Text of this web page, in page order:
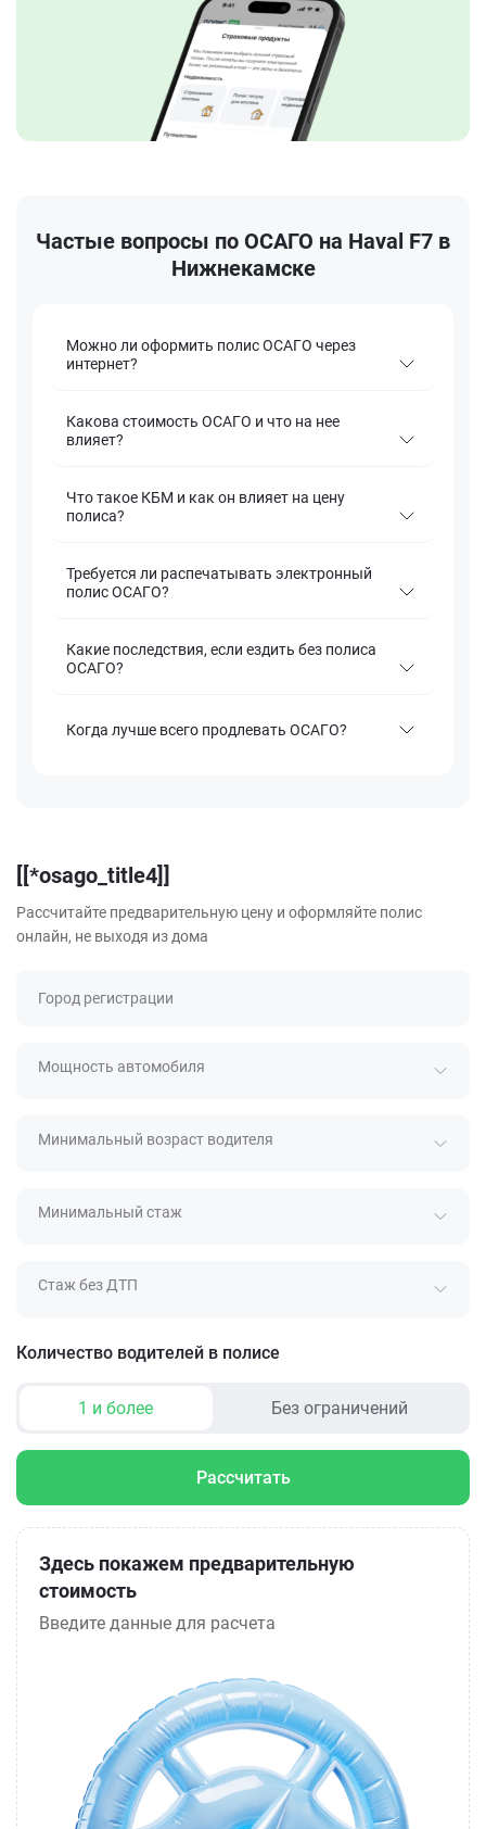
Частые вопросы по ОСАГО на Haval F7 в
Нижнекамске
Можно ли оформить полис ОСАГО через
интернет?
Какова стоимость ОСАГО и что на нее
влияет?
Что такое КБМ и как он влияет на цену
полиса?
Требуется ли распечатывать электронный
полис ОСАГО?
Какие последствия, если ездить без полиса
ОСАГО?
Когда лучше всего продлевать ОСАГО?
[[*osago_title4]]
Рассчитайте предварительную цену и оформляйте полис
онлайн, не выходя из дома
Город регистрации
Мощность автомобиля
Минимальный возраст водителя
Минимальный стаж
Стаж без ДТП
Количество водителей в полисе
1 и более Без ограничений
Рассчитать
Здесь покажем предварительную
стоимость
Введите данные для расчета